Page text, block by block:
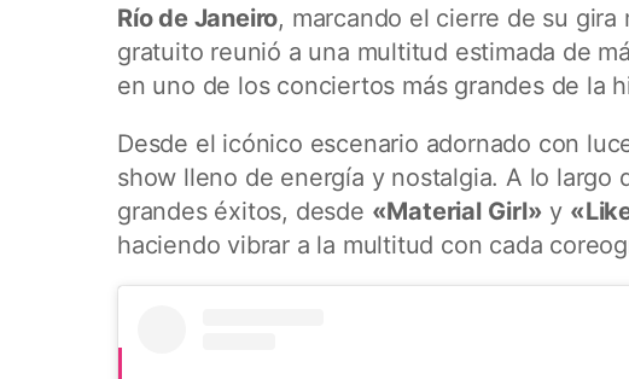
Río de Janeiro, marcando el cierre de su gira
gratuito reunió a una multitud estimada de
en uno de los conciertos más grandes de la
Desde el icónico escenario adornado con
show lleno de energía y nostalgia. A lo largo
grandes éxitos, desde «Material Girl» y
haciendo vibrar a la multitud con cada